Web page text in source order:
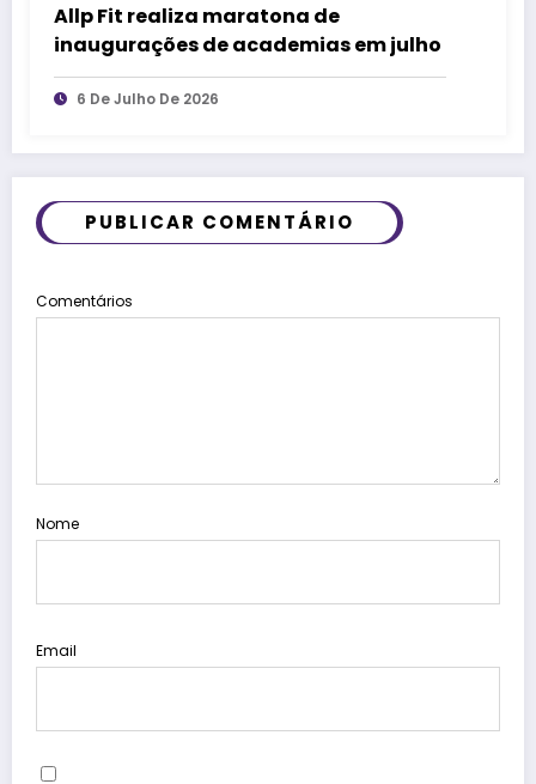
Allp Fit realiza maratona de
inaugurações de academias em julho
6 De Julho De 2026
PUBLICAR COMENTÁRIO
Comentários
Nome
Email